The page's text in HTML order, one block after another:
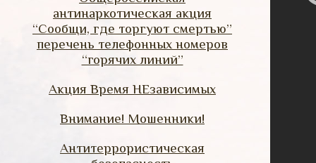
антинаркотическая акция
“Сообщи, где торгуют смертью”
перечень телефонных номеров
“горячих линий”
Акция Время НЕзависимых
Внимание! Мошенники!
Антитеррористическая